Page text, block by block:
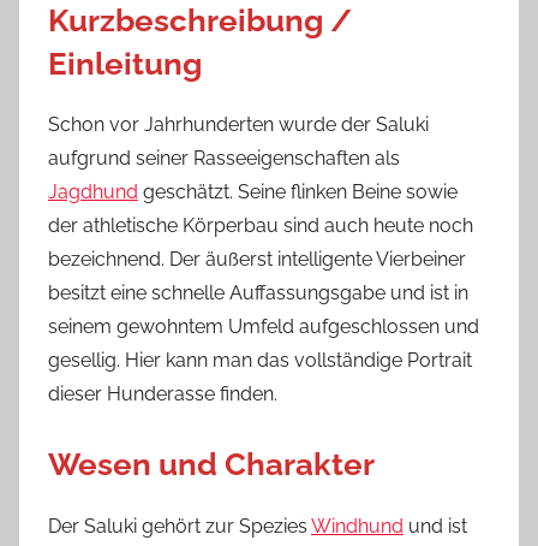
Kurzbeschreibung /
Einleitung
Schon vor Jahrhunderten wurde der Saluki
aufgrund seiner Rasseeigenschaften als
Jagdhund geschätzt. Seine flinken Beine sowie
der athletische Körperbau sind auch heute noch
bezeichnend. Der äußerst intelligente Vierbeiner
besitzt eine schnelle Auffassungsgabe und ist in
seinem gewohntem Umfeld aufgeschlossen und
gesellig. Hier kann man das vollständige Portrait
dieser Hunderasse finden.
Wesen und Charakter
Der Saluki gehört zur Spezies Windhund und ist